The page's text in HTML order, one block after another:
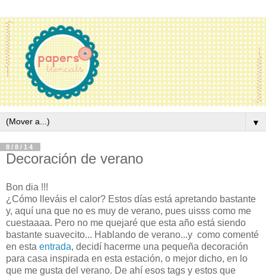
▼
8/8/14
Decoración de verano
Bon dia !!!
¿Cómo lleváis el calor? Estos días está apretando bastante
y, aquí una que no es muy de verano, pues uisss como me
cuestaaaa. Pero no me quejaré que esta año está siendo
bastante suavecito... Hablando de verano...y como comenté
en esta entrada, decidí hacerme una pequeña decoración
para casa inspirada en esta estación, o mejor dicho, en lo
que me gusta del verano. De ahí esos tags y estos que